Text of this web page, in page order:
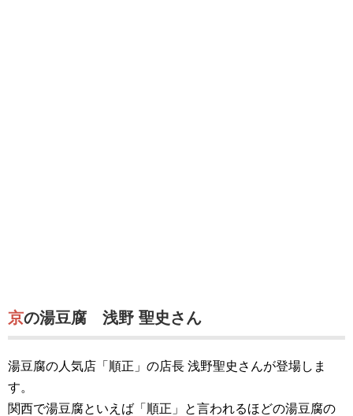
京の湯豆腐 浅野 聖史さん
湯豆腐の人気店「順正」の店長 浅野聖史さんが登場しま
す。
関西で湯豆腐といえば「順正」と言われるほどの湯豆腐の